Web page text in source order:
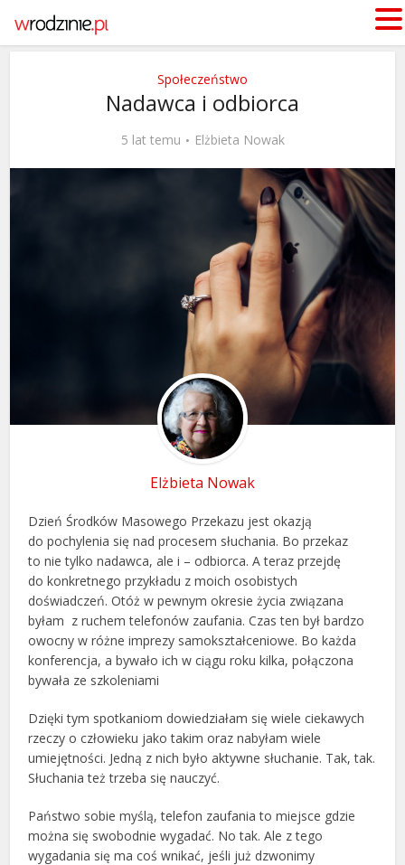
Społeczeństwo
Nadawca i odbiorca
5 lat temu Elżbieta Nowak
Elżbieta Nowak
Dzień Środków Masowego Przekazu jest okazją
do pochylenia się nad procesem słuchania. Bo przekaz
to nie tylko nadawca, ale i – odbiorca. A teraz przejdę
do konkretnego przykładu z moich osobistych
doświadczeń. Otóż w pewnym okresie życia związana
byłam z ruchem telefonów zaufania. Czas ten był bardzo
owocny w różne imprezy samokształceniowe. Bo każda
konferencja, a bywało ich w ciągu roku kilka, połączona
bywała ze szkoleniami
Dzięki tym spotkaniom dowiedziałam się wiele ciekawych
rzeczy o człowieku jako takim oraz nabyłam wiele
umiejętności. Jedną z nich było aktywne słuchanie. Tak, tak.
Słuchania też trzeba się nauczyć.
Państwo sobie myślą, telefon zaufania to miejsce gdzie
można się swobodnie wygadać. No tak. Ale z tego
wygadania się ma coś wnikać, jeśli już dzwonimy